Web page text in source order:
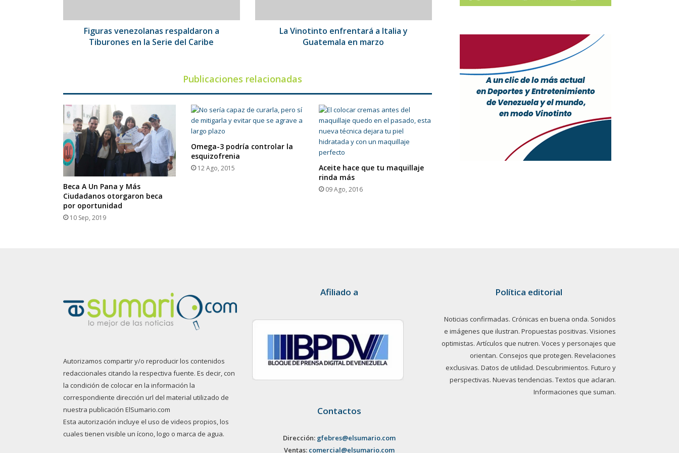
del
Figuras venezolanas respaldaron a
Tiburones en la Serie del Caribe
marzo
La Vinotinto enfrentará a Italia y
Guatemala en marzo
Publicaciones relacionadas
Beca A Un Pana y Más
Ciudadanos otorgaron beca
por oportunidad
10 Sep, 2019
Omega-3 podría controlar la
esquizofrenia
12 Ago, 2015
Aceite hace que tu maquillaje
rinda más
09 Ago, 2016
Autorizamos compartir y/o reproducir los contenidos
redaccionales citando la respectiva fuente. Es decir, con
la condición de colocar en la información la
correspondiente dirección url del material utilizado de
nuestra publicación ElSumario.com
Esta autorización incluye el uso de videos propios, los
cuales tienen visible un ícono, logo o marca de agua.
Afiliado a
Contactos
Dirección: gfebres@elsumario.com
Ventas: comercial@elsumario.com
Política editorial
Noticias confirmadas. Crónicas en buena onda. Sonidos
e imágenes que ilustran. Propuestas positivas. Visiones
optimistas. Artículos que nutren. Voces y personajes que
orientan. Consejos que protegen. Revelaciones
exclusivas. Datos de utilidad. Descubrimientos. Futuro y
perspectivas. Nuevas tendencias. Textos que aclaran.
Informaciones que suman.